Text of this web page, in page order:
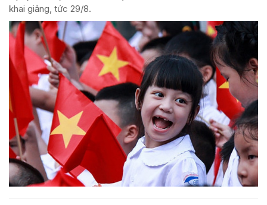
khai giảng, tức 29/8.